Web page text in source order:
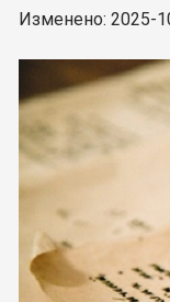
Изменено: 2025-